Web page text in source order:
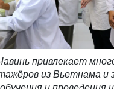
привлекает
из Вьетнама и